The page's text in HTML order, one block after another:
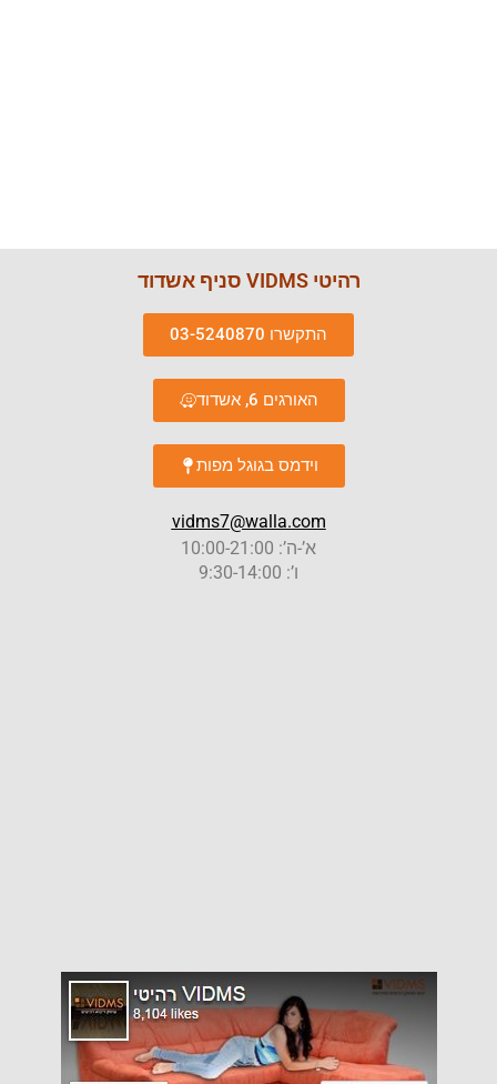
רהיטי VIDMS סניף אשדוד
התקשרו 03-5240870
האורגים 6, אשדוד
וידמס בגוגל מפות
vidms7@walla.com
א’-ה’: 10:00-21:00
ו’: 9:30-14:00